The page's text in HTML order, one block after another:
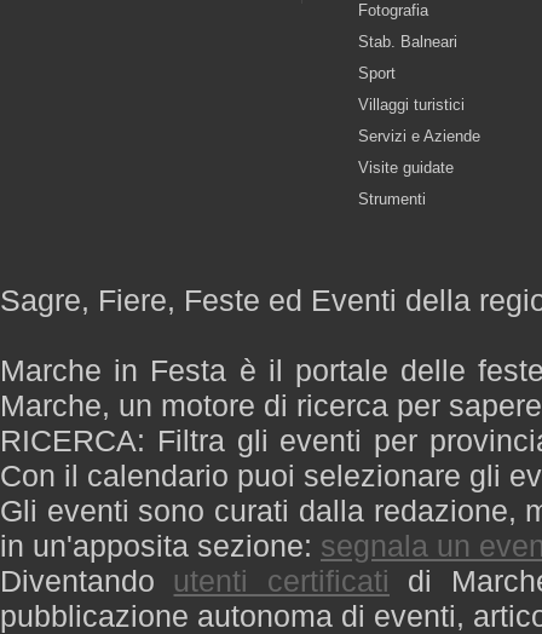
Fotografia
Stab. Balneari
Sport
Villaggi turistici
Servizi e Aziende
Visite guidate
Strumenti
Sagre, Fiere, Feste ed Eventi della
Marche in Festa è il portale delle
Marche, un motore di ricerca per
RICERCA: Filtra gli eventi per
Con il calendario puoi selezionare gli
Gli eventi sono curati dalla redazione,
in un'apposita sezione: segnala un
Diventando utenti certificati di
pubblicazione autonoma di eventi,